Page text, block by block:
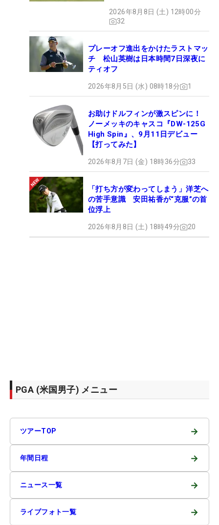
2026年8月8日 (土) 12時00分
32
プレーオフ進出をかけたラストマッ
チ 松山英樹は日本時間7日深夜に
ティオフ
2026年8月5日 (水) 08時18分 1
お助けドルフィンが激スピンに！
ノーメッキのキャスコ『DW-125G
High Spin』、9月11日デビュー
【打ってみた】
2026年8月7日 (金) 18時36分 33
「打ち方が変わってしまう」洋芝へ
の苦手意識 安田祐香が“克服”の首
位浮上
2026年8月8日 (土) 18時49分 20
PGA (米国男子) メニュー
ツアーTOP →
年間日程 →
ニュース一覧 →
ライブフォト一覧 →